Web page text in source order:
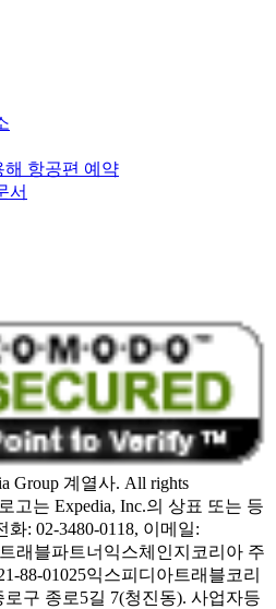
해 항공편 예약
서
Group 계열사. All rights
고는 Expedia, Inc.의 상표 또는 등
화: 02-3480-0118, 이메일:
트래블파트너익스체인지코리아 주
88-01025익스피디아트래블코리
구 종로5길 7(청진동). 사업자등